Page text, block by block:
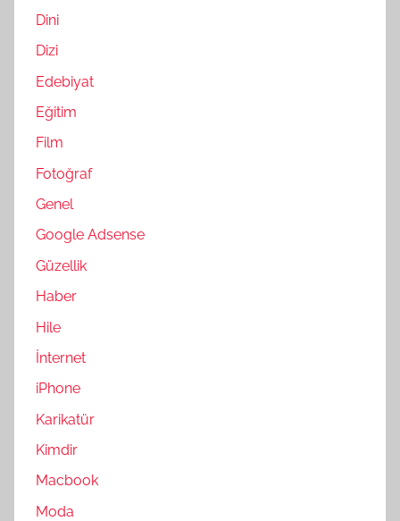
Dini
Dizi
Edebiyat
Eğitim
Film
Fotoğraf
Genel
Google Adsense
Güzellik
Haber
Hile
İnternet
iPhone
Karikatür
Kimdir
Macbook
Moda